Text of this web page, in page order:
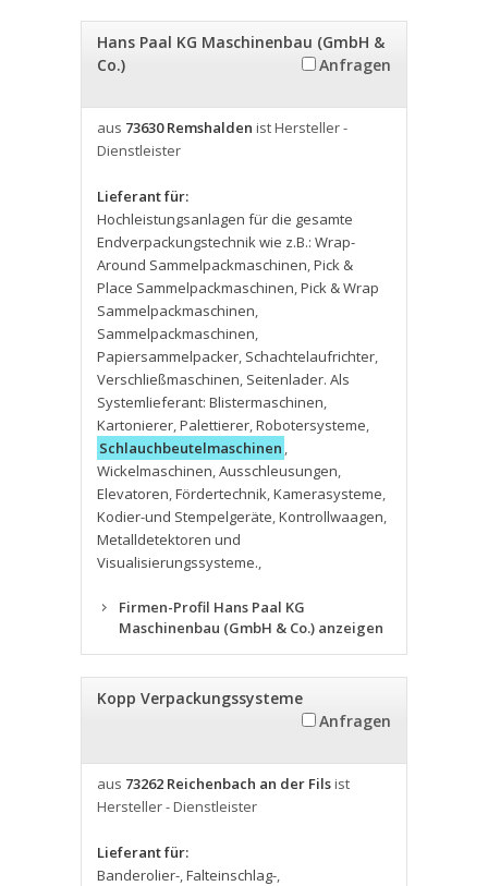
Hans Paal KG Maschinenbau (GmbH &
Co.)
Anfragen
aus 73630 Remshalden ist Hersteller -
Dienstleister
Lieferant für:
Hochleistungsanlagen für die gesamte
Endverpackungstechnik wie z.B.: Wrap-
Around Sammelpackmaschinen,Pick &
Place Sammelpackmaschinen,Pick & Wrap
Sammelpackmaschinen,
Sammelpackmaschinen,
Papiersammelpacker, Schachtelaufrichter,
Verschließmaschinen, Seitenlader. Als
Systemlieferant: Blistermaschinen,
Kartonierer,Palettierer,Robotersysteme,
Schlauchbeutelmaschinen ,
Wickelmaschinen,Ausschleusungen,
Elevatoren,Fördertechnik,Kamerasysteme,
Kodier-und Stempelgeräte,Kontrollwaagen,
Metalldetektoren und
Visualisierungssysteme.,
Firmen-Profil Hans Paal KG
Maschinenbau (GmbH & Co.) anzeigen
Kopp Verpackungssysteme
Anfragen
aus 73262 Reichenbach an der Filsist
Hersteller - Dienstleister
Lieferant für:
Banderolier-,Falteinschlag-,